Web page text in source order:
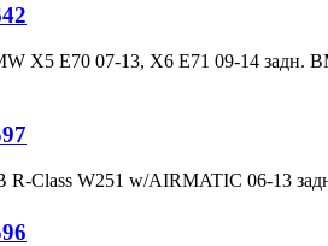
X5 E70 07-13, X6 E71 09-14 задн.
Class W251 w/AIRMATIC 06-13